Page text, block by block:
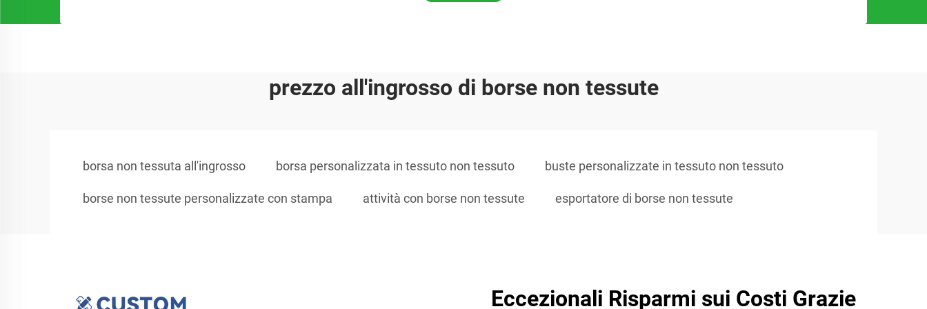
prezzo all'ingrosso di borse non tessute
borsa non tessuta all'ingrosso borsa personalizzata in tessuto non tessuto buste personalizzate in tessuto non tessuto
borse non tessute personalizzate con stampa attività con borse non tessute esportatore di borse non tessute
Eccezionali Risparmi sui Costi Grazie